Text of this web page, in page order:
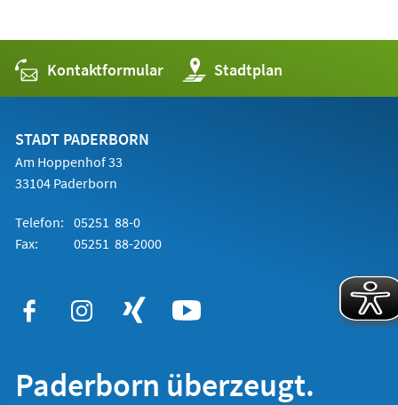
Kontaktformular Stadtplan
(Öffnet
in
einem
STADT PADERBORN
Am Hoppenhof 33
33104 Paderborn
Telefon: 05251 88-0
Fax:
05251 88-2000
Paderborn überzeugt.